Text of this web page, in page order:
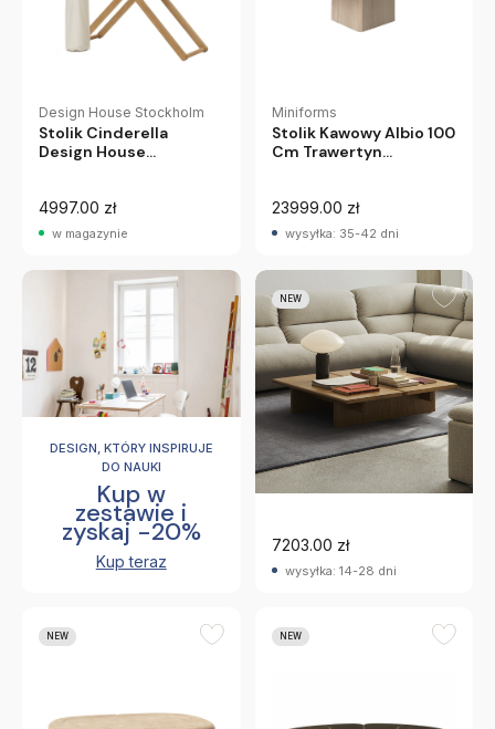
Design House Stockholm
Stolik Cinderella
Design House
4997.00 zł
w magazynie
Miniforms
Stolik Kawowy Albio 100
Cm Trawertyn
23999.00 zł
wysyłka: 35-42 dni
DESIGN, KTÓRY INSPIRUJE
DO NAUKI
Kup w
zestawie i
zyskaj -20%
Kup teraz
NEW
&Tradition
Stolik Kawowy Ita Os4
Dąb Naturalny
Andtradition
7203.00 zł
wysyłka: 14-28 dni
NEW NEW